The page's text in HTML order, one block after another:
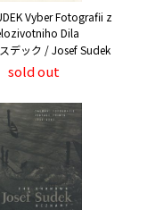
Vyber Fotografii z
Dila
デック / Josef Sudek
sold out